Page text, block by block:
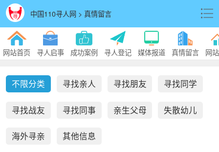
中国110寻人网 > 真情留言
网站首页 寻人启事 成功案例 寻人登记 媒体报道 真情留言 网
不限分类 寻找亲人 寻找朋友 寻找同学
寻找战友 寻找同事 亲生父母 失散幼儿
海外寻亲 其他信息